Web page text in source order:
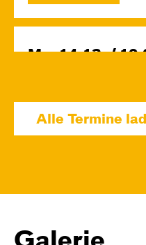
Mo, 14.12. /
Wolf
Alle Termine